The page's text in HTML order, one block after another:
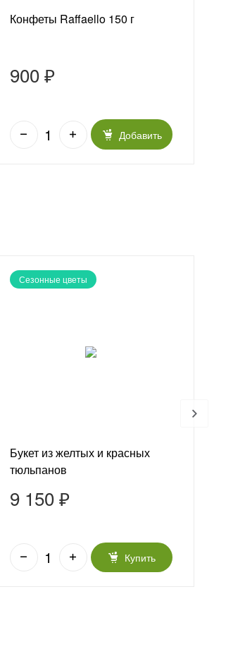
Конфеты Raffaello 150 г
900 ₽
Добавить
Сезонные цветы
Букет из желтых и красных
тюльпанов
9 150 ₽
Купить